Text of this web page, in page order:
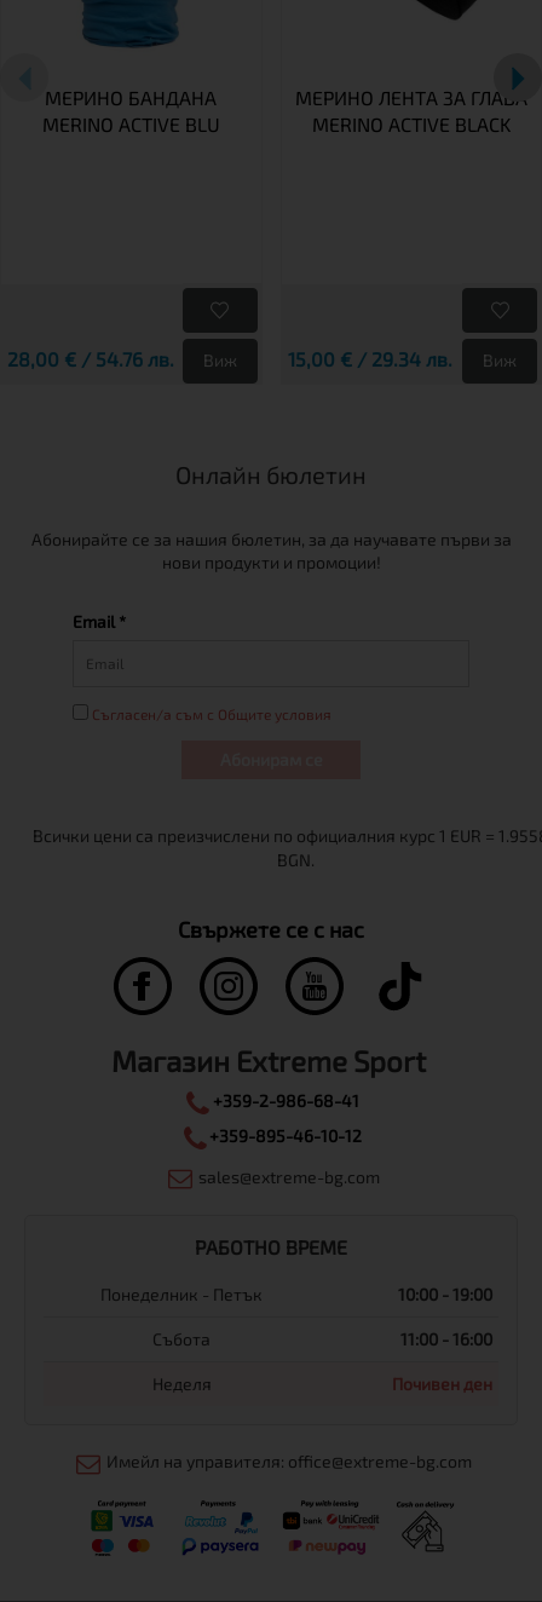
МЕРИНО БАНДАНА
MERINO ACTIVE BLU
28,00 € / 54.76 лв. Виж
МЕРИНО ЛЕНТА ЗА ГЛАВА
MERINO ACTIVE BLACK
15,00 € / 29.34 лв. Виж
Онлайн бюлетин
Абонирайте се за нашия бюлетин, за да научавате първи за
нови продукти и промоции!
Email *
Съгласен/а съм с Общите условия
Свържете се с нас
Магазин Extreme Sport
+359-2-986-68-41
+359-895-46-10-12
sales@extreme-bg.com
РАБОТНО ВРЕМЕ
Понеделник - Петък 10:00 - 19:00
Събота 11:00 - 16:00
Неделя Почивен ден
Имейл на управителя: office@extreme-bg.com